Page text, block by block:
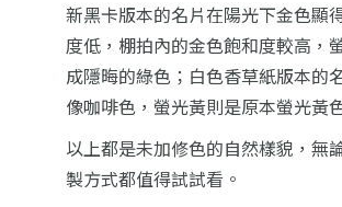
新黑卡版本的名片在陽光下金色顯
度低， 棚拍內的金色飽和度較高，
成隱晦的綠色； 白色香草紙版本的
像咖啡色， 螢光黃則是原本螢光黃
以上都是未加修色的自然樣貌， 無
製方式都值得試試看。